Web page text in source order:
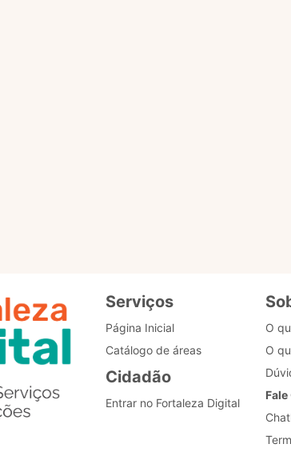
Serviços
Página Inicial
Catálogo de áreas
Cidadão
Entrar no Fortaleza Digital
O
O